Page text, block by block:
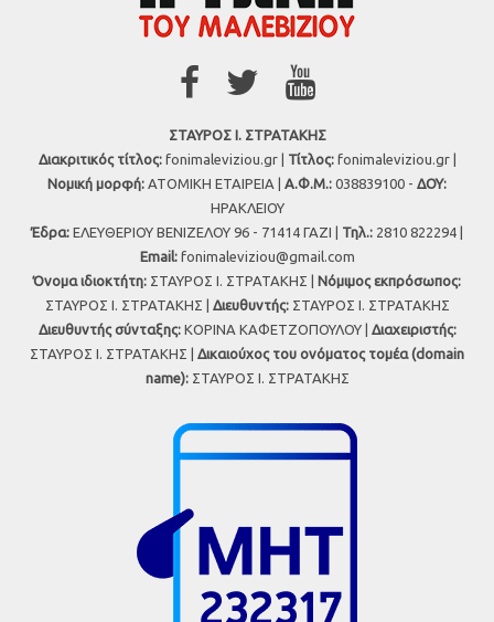
ΣΤΑΥΡΟΣ Ι. ΣΤΡΑΤΑΚΗΣ
Διακριτικός τίτλος:fonimaleviziou.gr | Τίτλος:fonimaleviziou.gr |
Νομική μορφή: ΑΤΟΜΙΚΗ ΕΤΑΙΡΕΙΑ | Α.Φ.Μ.: 038839100 - ΔΟΥ:
ΗΡΑΚΛΕΙΟΥ
Έδρα: ΕΛΕΥΘΕΡΙΟΥ ΒΕΝΙΖΕΛΟΥ 96 - 71414 ΓΑΖΙ | Τηλ.: 2810 822294 |
Εmail: fonimaleviziou@gmail.com
Όνομα ιδιοκτήτη: ΣΤΑΥΡΟΣ Ι. ΣΤΡΑΤΑΚΗΣ | Νόμιμος εκπρόσωπος:
ΣΤΑΥΡΟΣ Ι. ΣΤΡΑΤΑΚΗΣ | Διευθυντής:ΣΤΑΥΡΟΣ Ι. ΣΤΡΑΤΑΚΗΣ
Διευθυντής σύνταξης:ΚΟΡΙΝΑ ΚΑΦΕΤΖΟΠΟΥΛΟΥ | Διαχειριστής:
ΣΤΑΥΡΟΣ Ι. ΣΤΡΑΤΑΚΗΣ | Δικαιούχος του ονόματος τομέα (domain
name):ΣΤΑΥΡΟΣ Ι. ΣΤΡΑΤΑΚΗΣ